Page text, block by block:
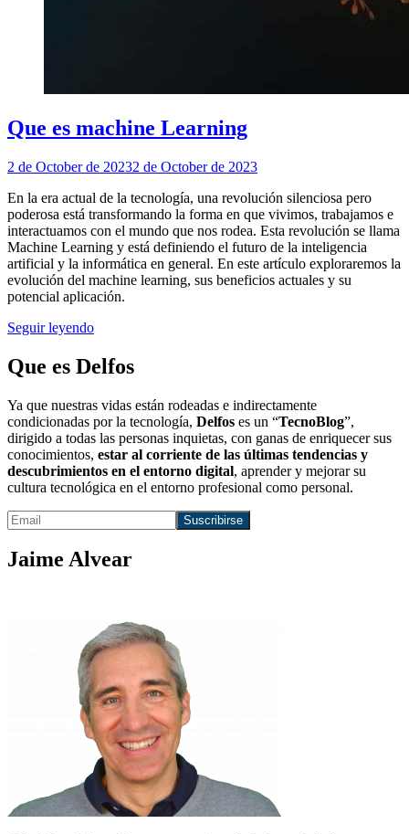
Que es machine Learning
2 de October de 20232 de October de 2023
En la era actual de la tecnología, una revolución silenciosa pero
poderosa está transformando la forma en que vivimos, trabajamos e
interactuamos con el mundo que nos rodea. Esta revolución se llama
Machine Learning y está definiendo el futuro de la inteligencia
artificial y la informática en general. En este artículo exploraremos la
evolución del machine learning, sus beneficios actuales y su
potencial aplicación.
Seguir leyendo
Que es Delfos
Ya que nuestras vidas están rodeadas e indirectamente
condicionadas por la tecnología, Delfos es un “TecnoBlog”,
dirigido a todas las personas inquietas, con ganas de enriquecer sus
conocimientos, estar al corriente de las últimas tendencias y
descubrimientos en el entorno digital, aprender y mejorar su
cultura tecnológica en el entorno profesional como personal.
Jaime Alvear